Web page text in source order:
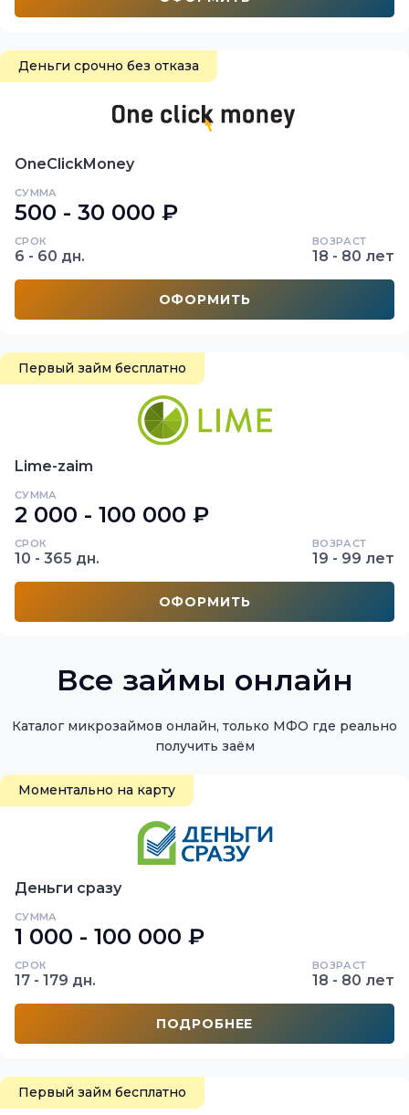
Деньги срочно без отказа
OneClickMoney
СУММА
500 - 30 000 ₽
СРОК
6 - 60 дн.
ВОЗРАСТ
18 - 80 лет
ОФОРМИТЬ
Первый займ бесплатно
Lime-zaim
СУММА
2 000 - 100 000 ₽
СРОК
10 - 365 дн.
ВОЗРАСТ
19 - 99 лет
ОФОРМИТЬ
Все займы онлайн
Каталог микрозаймов онлайн, только МФО где реально
Моментально на карту
Деньги сразу
СУММА
1 000 - 100 000 ₽
СРОК
17 - 179 дн.
ВОЗРАСТ
18 - 80 лет
ПОДРОБНЕЕ
Первый займ бесплатно